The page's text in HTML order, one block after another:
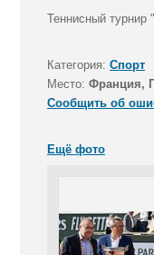
Теннисный турнир
Категория: Спорт
Место: Франция,
Сообщить об
Ещё фото